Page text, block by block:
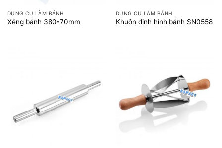
DỤNG CỤ LÀM BÁNH
Xẻng bánh 380*70mm
DỤNG CỤ LÀM BÁNH
Khuôn định hình bánh SN0558